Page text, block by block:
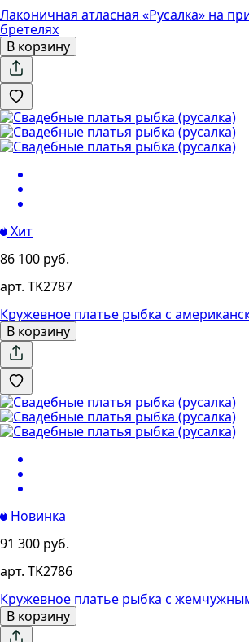
Лаконичная атласная «Русалка» на
бретелях
В корзину
Хит
86 100 руб.
арт. TK2787
Кружевное платье рыбка с
В корзину
Новинка
91 300 руб.
арт. TK2786
Кружевное платье рыбка с
В корзину